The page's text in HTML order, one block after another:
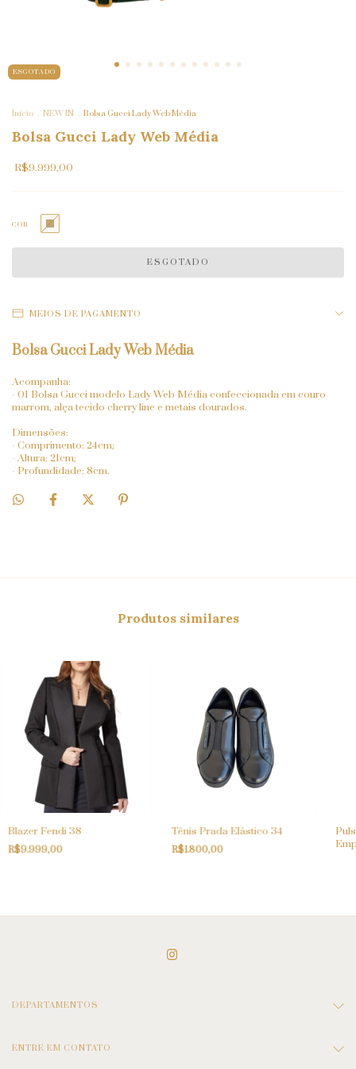
ESGOTADO
Início . NEW IN . Bolsa Gucci Lady Web Média
Bolsa Gucci Lady Web Média
R$9.999,00
COR
MEIOS DE PAGAMENTO
Bolsa Gucci Lady Web Média
Acompanha:
- 01 Bolsa Gucci modelo Lady Web Médiaconfeccionada em couro
marrom, alça tecido cherry line e metais dourados.
Dimensões:
- Comprimento: 24cm;
- Altura: 21cm;
- Profundidade: 8cm.
Produtos similares
Blazer Fendi 38
R$9.999,00
Tênis Prada Elástico 34
R$1.800,00
DEPARTAMENTOS
ENTRE EM CONTATO